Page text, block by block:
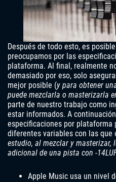
Después de todo esto, es
preocupamos por las
plataforma. Al final, realmente
demasiado por eso, solo
mejor posible (y para obtener
puede mezclarla o masterizarla
parte de nuestro trabajo como
estar informados. A
especificaciones por plataforma
diferentes variables con las que
estudio, al mezclar y
adicional de una pista con -
Apple Music usa un nivel